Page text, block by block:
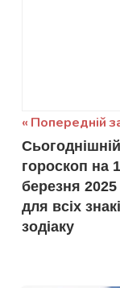
Навігація
записів
Попередній
Сьогоднішній
гороскоп на
березня
для всіх
зодіаку